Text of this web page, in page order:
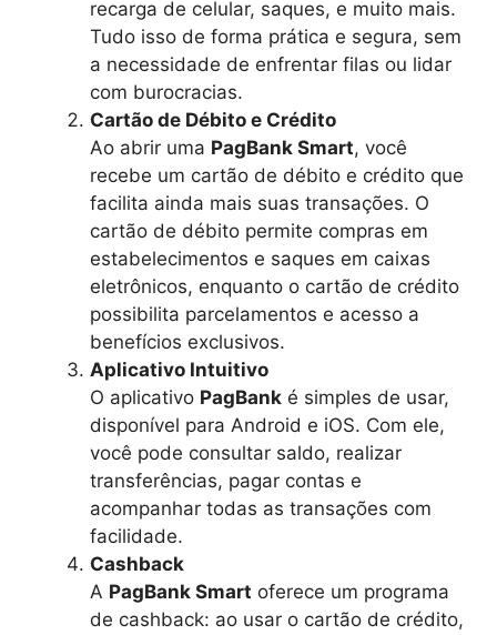
recarga de celular, saques, e muito mais.
Tudo isso de forma prática e segura, sem
a necessidade de enfrentar filas ou lidar
com burocracias.
Cartão de Débito e Crédito
Ao abrir uma PagBank Smart, você
recebe um cartão de débito e crédito que
facilita ainda mais suas transações. O
cartão de débito permite compras em
estabelecimentos e saques em caixas
eletrônicos, enquanto o cartão de crédito
possibilita parcelamentos e acesso a
benefícios exclusivos.
Aplicativo Intuitivo
O aplicativo PagBank é simples de usar,
disponível para Android e iOS. Com ele,
você pode consultar saldo, realizar
transferências, pagar contas e
acompanhar todas as transações com
facilidade.
Cashback
A PagBank Smart oferece um programa
de cashback: ao usar o cartão de crédito,